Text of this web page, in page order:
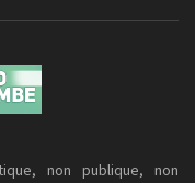
non publique, non